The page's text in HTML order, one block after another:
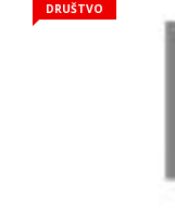
DRUŠTVO